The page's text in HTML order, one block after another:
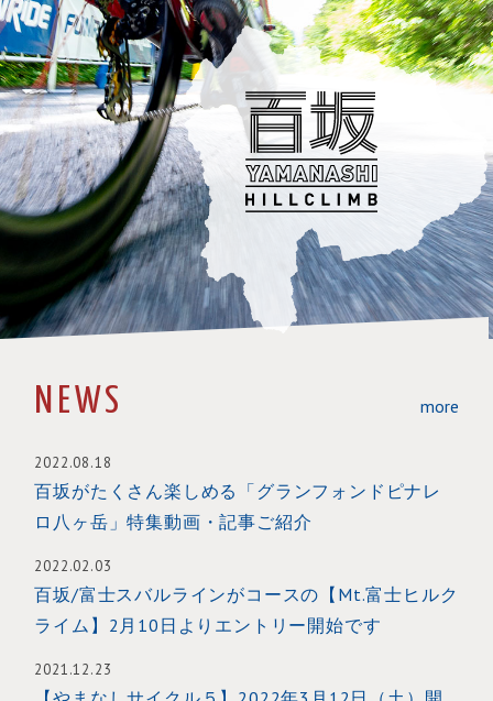
NEWS more
2022.08.18
百坂がたくさん楽しめる「グランフォンドピナレ
ロ八ヶ岳」特集動画・記事ご紹介
2022.02.03
百坂/富士スバルラインがコースの【Mt.富士ヒルク
ライム】2月10日よりエントリー開始です
2021.12.23